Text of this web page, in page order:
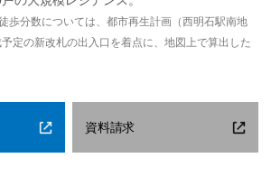
歩分数については、都市再生計画（西明石駅南地
定の新改札の出入口を着点に、地図上で算出した
資料請求